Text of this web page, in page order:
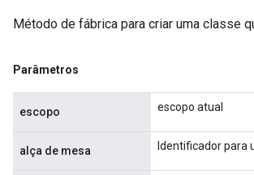
Método de fábrica para criar uma classe
Parâmetros
escopo escopo atual
alça de mesa Identificador para